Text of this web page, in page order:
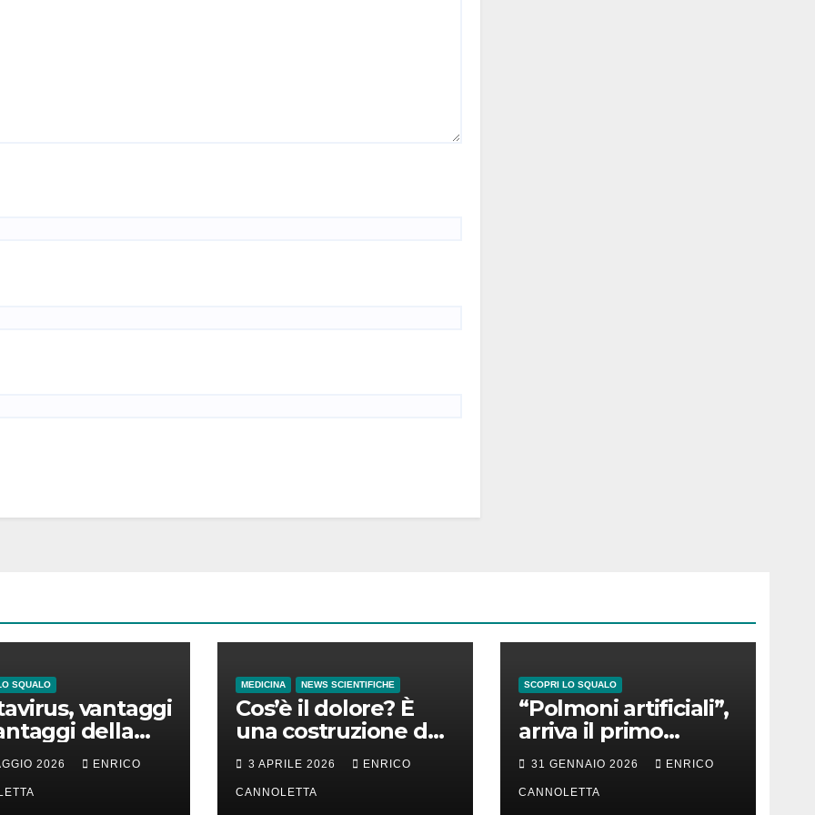
SQUALO
vantaggi
della
incubazione
2026 ENRICO
MEDICINA NEWS SCIENTIFICHE
Cos’è il dolore? È
una costruzione del
cervello
3 APRILE 2026 ENRICO
CANNOLETTA
SCOPRI LO SQUALO
“Polmoni artificiali”,
arriva il primo
successo
31 GENNAIO 2026 ENRICO
CANNOLETTA